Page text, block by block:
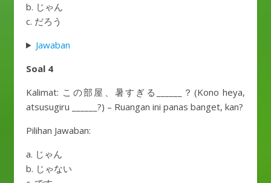
b. じゃん
c. だろう
Jawaban
Soal 4
Kalimat: この部屋、暑すぎる______？(Kono heya,
atsusugiru ______?) – Ruangan ini panas banget, kan?
Pilihan Jawaban:
a. じゃん
b. じゃない